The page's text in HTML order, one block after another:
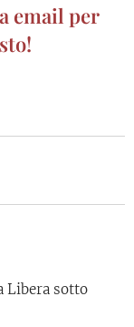
email per
Libera sotto